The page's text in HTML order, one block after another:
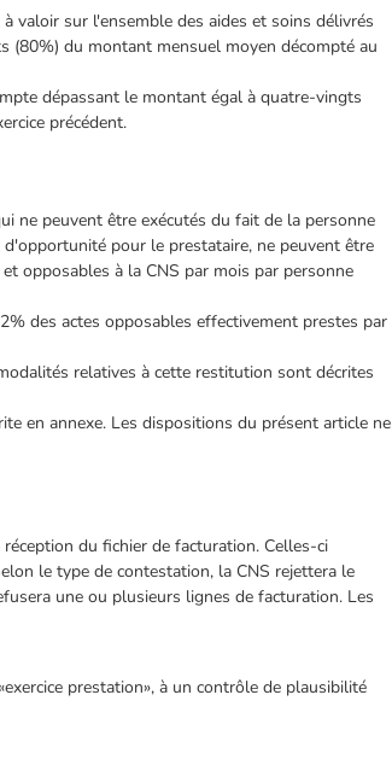
valoir sur l'ensemble des aides et soins délivrés
(80%) du montant mensuel moyen décompté au
dépassant le montant égal à quatre-vingts
précédent.
ne peuvent être exécutés du fait de la personne
pour le prestataire, ne peuvent être
opposables à la CNS par mois par personne
des actes opposables effectivement prestes par
relatives à cette restitution sont décrites
en annexe. Les dispositions du présent article ne
du fichier de facturation. Celles-ci
le type de contestation, la CNS rejettera le
une ou plusieurs lignes de facturation. Les
prestation», à un contrôle de plausibilité